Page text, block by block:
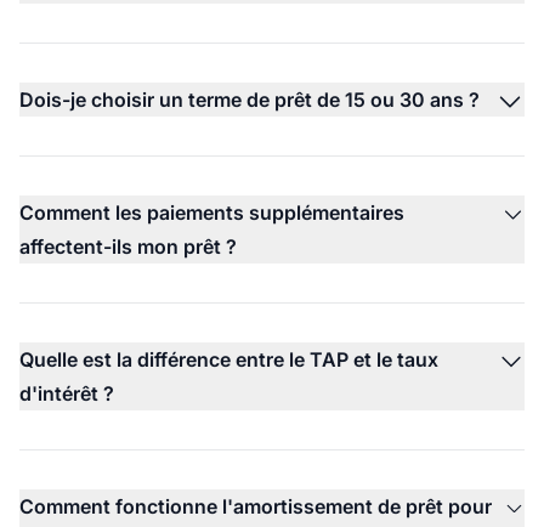
Dois-je choisir un terme de prêt de 15 ou 30 ans ?
Comment les paiements supplémentaires
affectent-ils mon prêt ?
Quelle est la différence entre le TAP et le taux
d'intérêt ?
Comment fonctionne l'amortissement de prêt pour